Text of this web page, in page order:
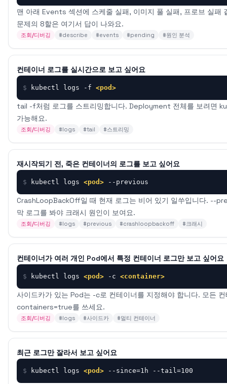
맨 아래 Events 섹션에 스케줄 실패, 이미지 풀 실패, 프로브 실패
문제의 8할은 여기서 답이 나와요.
조회/디버깅 #describe #events #pending #원인 분석
컨테이너 로그를 실시간으로 보고 싶어요
$ kubectl logs -f <pod>
tail -f처럼 로그를 스트리밍합니다. Deployment 전체를 보려
가능해요.
조회/디버깅 #logs #tail #스트리밍
재시작되기 전, 죽은 컨테이너의 로그를 보고 싶어요
$ kubectl logs <pod> --previous
CrashLoopBackOff일 때 현재 로그는 비어 있기 일쑤입니다. --
막 로그를 봐야 크래시 원인이 보여요.
조회/디버깅 #logs #previous #crashloopbackoff #크래시
컨테이너가 여러 개인 Pod에서 특정 컨테이너 로그만 보고 싶어요
$ kubectl logs <pod> -c <container>
사이드카가 있는 Pod는 -c로 컨테이너를 지정해야 합니다. 모든
containers=true를 쓰세요.
조회/디버깅 #logs #사이드카 #멀티 컨테이너
최근 로그만 잘라서 보고 싶어요
$ kubectl logs <pod> --since=1h --tail=100